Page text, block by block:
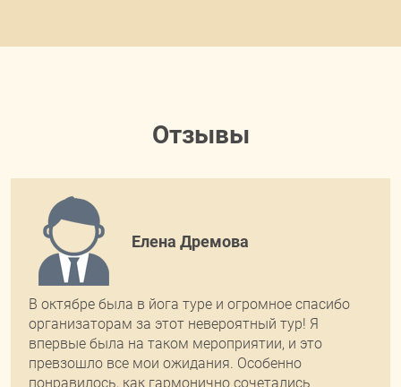
Отзывы
Елена Дремова
В октябре была в йога туре и огромное спасибо
организаторам за этот невероятный тур! Я
впервые была на таком мероприятии, и это
превзошло все мои ожидания. Особенно
понравилось, как гармонично сочетались